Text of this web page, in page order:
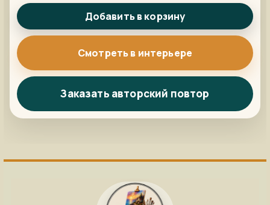
Добавить в корзину
Смотреть в интерьере
Заказать авторский повтор